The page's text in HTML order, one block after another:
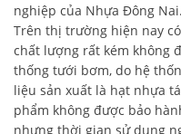
nghiệp của Nhựa Đông Nai.
Trên thị trường hiện nay
chất lượng rất kém không
thống tưới bơm, do hệ
liệu sản xuất là hạt nhựa
phẩm không được bảo
nhưng thời gian sử dụng